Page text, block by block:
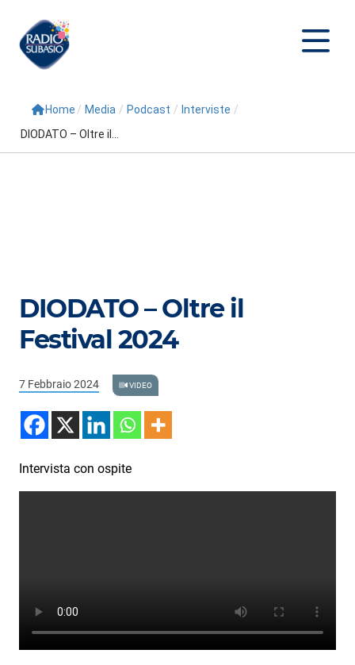
Cerca
Conduttori
Repliche
3xTe
Interviste
Playlist
Novità
Radio Subasio +
Radio Subasio Disco Club
Home / Media / Podcast / Interviste /
DIODATO – Oltre il...
DIODATO – Oltre il
Festival 2024
7 Febbraio 2024 VIDEO
Intervista con ospite